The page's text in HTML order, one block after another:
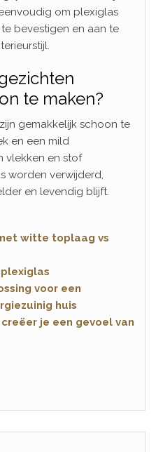
om plexiglas
bevestigen en aan te
te maken?
gemakkelijk schoon te
en een mild
vlekken en stof
worden verwijderd,
en levendig blijft.
witte toplaag vs
voor een
huis
je een gevoel van